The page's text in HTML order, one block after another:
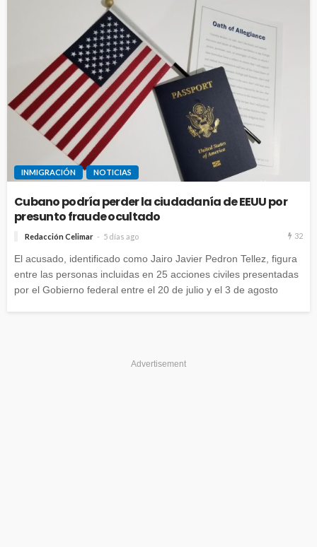
INMIGRACIÓN NOTICIAS
Cubano podría perder la ciudadanía de EEUU por
presunto fraude ocultado
Redacción Celimar 5 días ago 32
El acusado, identificado como Jairo Javier Pedron Tellez, figura
entre las personas incluidas en 25 acciones civiles presentadas
por el Gobierno federal entre el 20 de julio y el 3 de agosto
Advertisement